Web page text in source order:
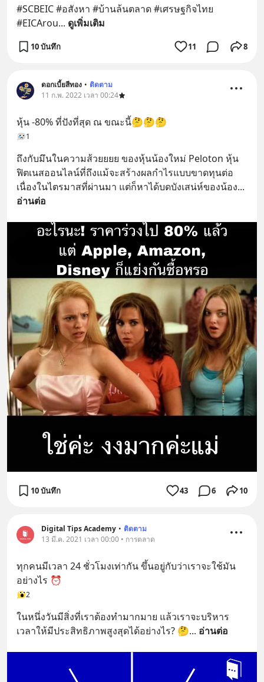
#SCBEIC #อสังหา #บ้านล้นตลาด #เศรษฐกิจไทย
#EICArou... ดูเพิ่มเติม
10 บันทึก 11 8
ดอกเบี้ยสีทอง • ติดตาม
11 ก.พ. 2022 เวลา 00:24
หุ้น -80% ที่ปังที่สุด ณ ขณะนี้🤔🤔🤔
1
ถึงกับมึนในความส้วยยยย ของหุ้นน้องใหม่ Peloton หุ้น
ฟิตเนสออนไลน์ที่ถึงแม้จะสร้างผลกำไรแบบขาดทุนต่อ
เนื่องในไตรมาสที่ผ่านมา แต่ก็หาได้บดบังเสน่ห์ของน้อง
อ่านต่อ
10 บันทึก 43 6 10
Digital Tips Academy • ติดตาม
13 มี.ค. 2021 เวลา 00:00 • การตลาด
ทุกคนมีเวลา 24 ชั่วโมงเท่ากัน ขึ้นอยู่กับว่าเราจะใช้มัน
อย่างไร ⏰
2
ในหนึ่งวันมีสิ่งที่เราต้องทำมากมาย แล้วเราจะบริหาร
เวลาให้มีประสิทธิภาพสูงสุดได้อย่างไร? 🤔... อ่านต่อ